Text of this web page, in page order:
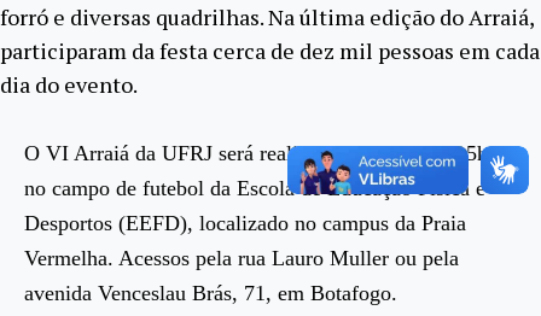
forró e diversas quadrilhas. Na última edição do Arraiá,
participaram da festa cerca de dez mil pessoas em cada
dia do evento.
O VI Arraiá da UFRJ será realizado, a partir das 15h,
no campo de futebol da Escola de Educação Física e
Desportos (EEFD), localizado no campus da Praia
Vermelha. Acessos pela rua Lauro Muller ou pela
avenida Venceslau Brás, 71, em Botafogo.